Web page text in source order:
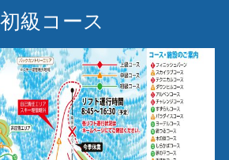
中級コース [ 45% ]
上級コース [ 15% ]
初級コース